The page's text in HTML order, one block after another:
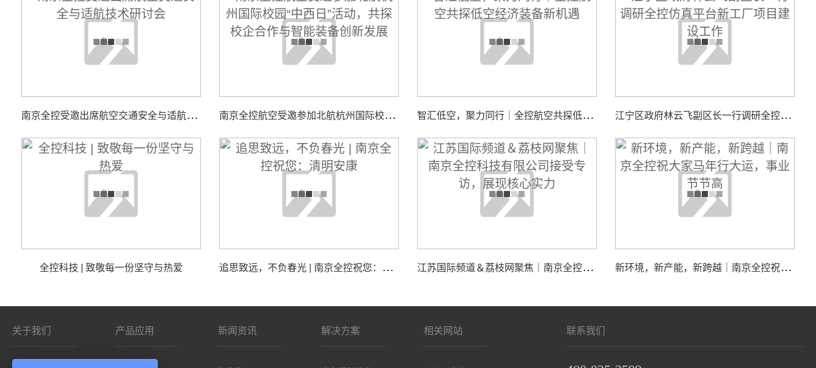
南
京全控受邀出席航空交通安全与适航技术研讨会 南
京全控航空受邀参加北航杭州国际校园“中西日”活动，共探校企合作与智能装备创新发展 智
汇低空，聚力同行｜全控航空共探低空经济装备新机遇 江
宁区政府林云飞副区长一行调研全控仿真平台新工厂项目建设工作
全控科技 | 致敬每一份坚守与热爱 追
思致远，不负春光 | 南京全控祝您：清明安康 江
苏国际频道＆荔枝网聚焦｜南京全控科技有限公司接受专访，展现核心实力 新
环境，新产能，新跨越｜南京全控祝大家马年行大运，事业节节高
关于我们 产品应用 新闻资讯 解决方案 相关网站 联系我们